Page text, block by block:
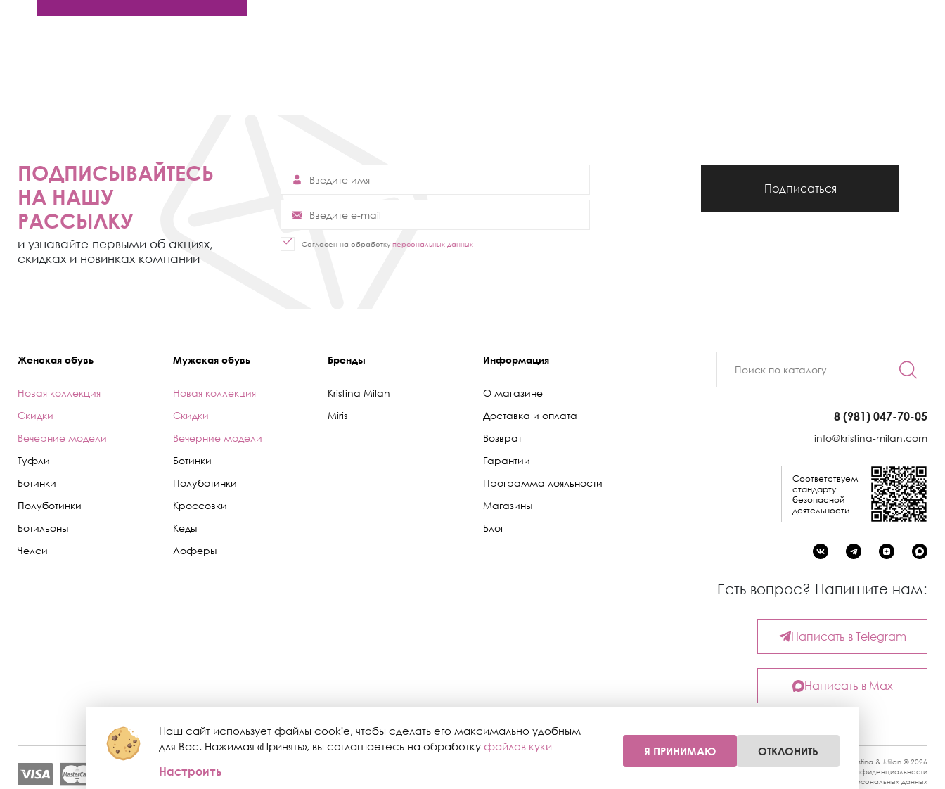
ПОДПИСЫВАЙТЕСЬ
НА НАШУ
РАССЫЛКУ
и узнавайте первыми об акциях,
скидках и новинках компании
Согласен на обработку персональных данных
Подписаться
Женская обувь
Новая коллекция
Скидки
Вечерние модели
Туфли
Ботинки
Полуботинки
Ботильоны
Челси
Мужская обувь
Новая коллекция
Скидки
Вечерние модели
Ботинки
Полуботинки
Кроссовки
Кеды
Лоферы
Бренды
Kristina Milan
Miris
Информация
О магазине
Доставка и оплата
Возврат
Гарантии
Программа лояльности
Магазины
Блог
8 (981) 047-70-05
info@kristina-milan.com
Соответствуем
стандарту
безопасной
деятельности
Есть вопрос? Напишите нам:
Написать в Telegram
Написать в Max
Kristina & Milan © 2026
Политика конфиденциальности
Согласие на обработку персональных данных
Наш сайт использует файлы cookie, чтобы сделать его максимально удобным
для Вас. Нажимая «Принять», вы соглашаетесь на обработку файлов куки
Настроить
Я ПРИНИМАЮ ОТКЛОНИТЬ